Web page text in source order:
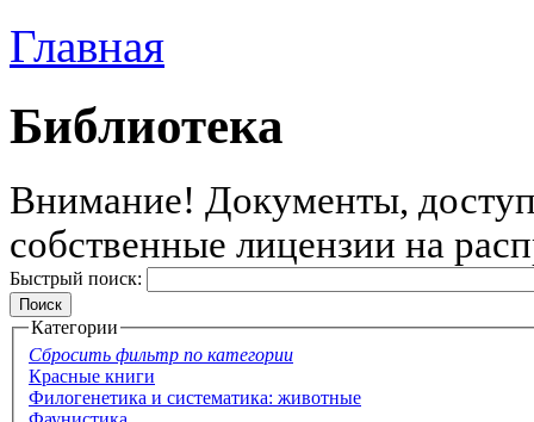
Главная
Библиотека
Внимание! Документы,
собственные лицензии на
Быстрый поиск:
Категории
Сбросить фильтр по категории
Красные книги
Филогенетика и систематика: животные